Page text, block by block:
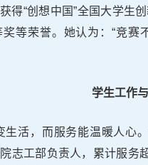
得“创想中国”全国大学生
等荣誉。她认为：“竞赛
学生工作
生活，而服务能温暖人心
志工部负责人，累计服务